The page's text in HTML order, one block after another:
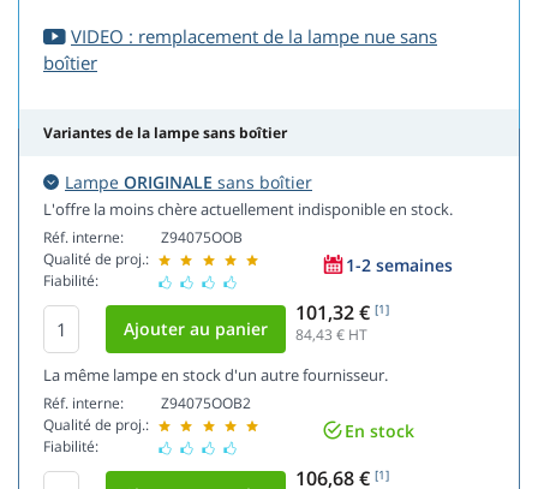
VIDEO : remplacement de la lampe nue sans
boîtier
Variantes de la lampe sans boîtier
Lampe ORIGINALE sans boîtier
L'offre la moins chère actuellement indisponible en stock.
Réf. interne:
Qualité de proj.:
Fiabilité:
Z94075OOB
1-2 semaines
101,32 € [1]
84,43 € HT
La même lampe en stock d'un autre fournisseur.
Réf. interne:
Qualité de proj.:
Fiabilité:
Z94075OOB2
En stock
106,68 € [1]